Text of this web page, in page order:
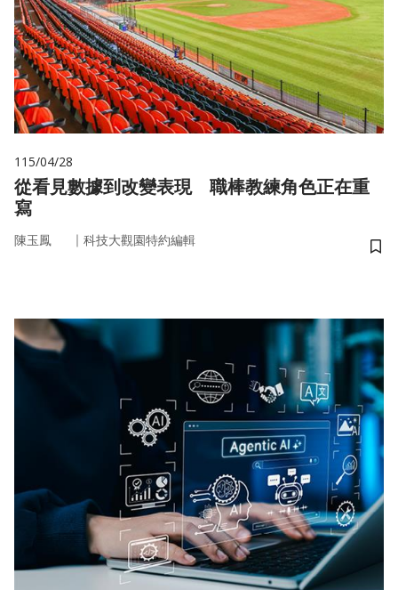
115/04/28
從看見數據到改變表現 職棒教練角色正在重
寫
陳玉鳳 ｜ 科技大觀園特約編輯
儲